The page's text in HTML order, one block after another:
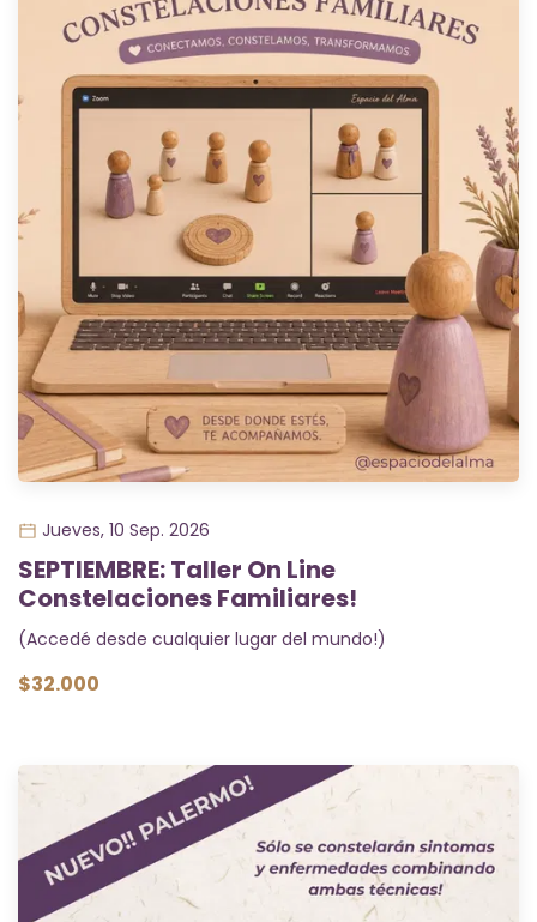
Jueves, 10 Sep. 2026
SEPTIEMBRE: Taller On Line
Constelaciones Familiares!
(Accedé desde cualquier lugar del mundo!)
$32.000